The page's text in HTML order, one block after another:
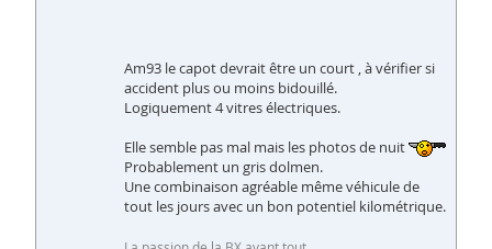
Am93 le capot devrait être un court , à vérifier si
accident plus ou moins bidouillé.
Logiquement 4 vitres électriques.
Elle semble pas mal mais les photos de nuit
Probablement un gris dolmen.
Une combinaison agréable même véhicule de
tout les jours avec un bon potentiel kilométrique.